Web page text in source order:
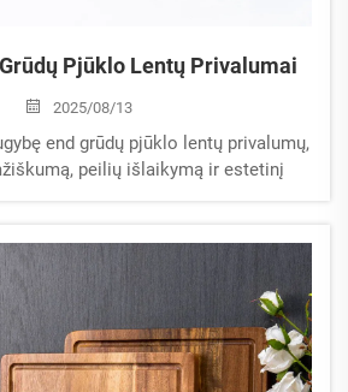
Pjūklo Lentų Privalumai
2025/08/13
end grūdų pjūklo lentų privalumų,
peilių išlaikymą ir estetinį